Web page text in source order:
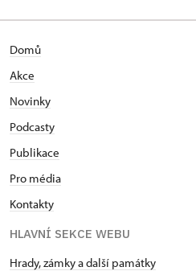
Domů
Akce
Novinky
Podcasty
Publikace
Pro média
Kontakty
HLAVNÍ SEKCE WEBU
Hrady, zámky a další památky